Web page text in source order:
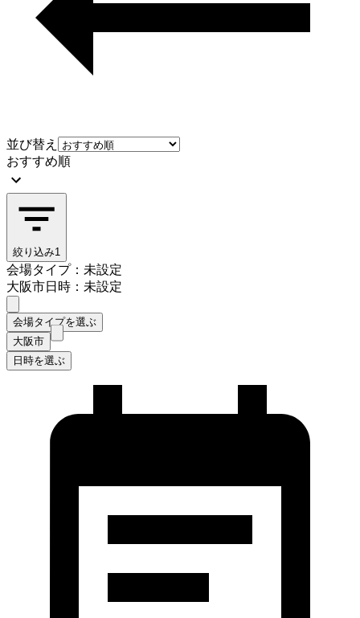
並び替え
おすすめ順
絞り込み1
会場タイプ：未設定
大阪市日時：未設定
会場タイプを選ぶ
大阪市
日時を選ぶ